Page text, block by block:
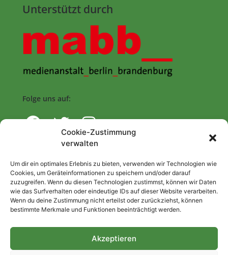
Cookie-Zustimmung
verwalten
Um dir ein optimales Erlebnis zu bieten, verwenden wir Technologien wie
Cookies, um Geräteinformationen zu speichern und/oder darauf
zuzugreifen. Wenn du diesen Technologien zustimmst, können wir Daten
wie das Surfverhalten oder eindeutige IDs auf dieser Website verarbeiten.
Wenn du deine Zustimmung nicht erteilst oder zurückziehst, können
bestimmte Merkmale und Funktionen beeinträchtigt werden.
Akzeptieren
Unterstützt durch
Folge uns auf:
Start
Nutzungsbedingungen